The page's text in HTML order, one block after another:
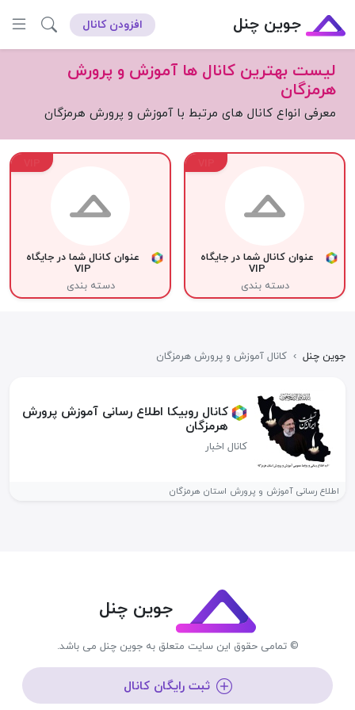
جوین چنل افزودن کانال
لیست بهترین کانال ها آموزش و پرورش
هرمزگان
معرفی انواع کانال های مرتبط با آموزش و پرورش هرمزگان
عنوان کانال شما در جایگاه
VIP
دسته بندی
عنوان کانال شما در جایگاه
VIP
دسته بندی
جوین چنل › کانال آموزش و پرورش هرمزگان
کانال روبیکا اطلاع رسانی آموزش پرورش
هرمزگان
کانال اخبار
اطلاع رسانی آموزش و پرورش استان هرمزگان
جوین چنل
© تمامی حقوق این سایت متعلق به جوین چنل می باشد.
ثبت رایگان کانال